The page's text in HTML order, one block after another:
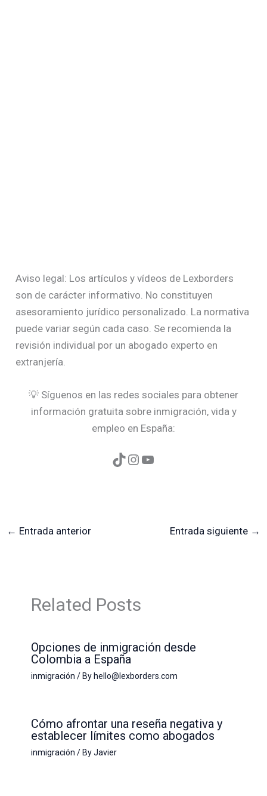
Aviso legal: Los artículos y vídeos de Lexborders
son de carácter informativo. No constituyen
asesoramiento jurídico personalizado. La normativa
puede variar según cada caso. Se recomienda la
revisión individual por un abogado experto en
extranjería.
💡 Síguenos en las redes sociales para obtener
información gratuita sobre inmigración, vida y
empleo en España:
← Entrada anterior Entrada siguiente →
Related Posts
Opciones de inmigración desde
Colombia a España
inmigración / By hello@lexborders.com
Cómo afrontar una reseña negativa y
establecer límites como abogados
inmigración / ByJavier